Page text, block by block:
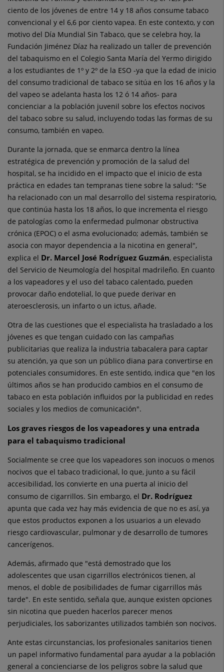
ciento de los jóvenes de entre 14 y 18 años consume tabaco
convencional y el 6,6 por ciento vapea. En este contexto, y con
motivo del Día Mundial Sin Tabaco, que se celebra hoy, la
Fundación Jiménez Díaz ha realizado un taller de prevención
del tabaquismo en el Colegio Santa María del Yermo dirigido
a los estudiantes de 1º y 2º de la ESO -ya que la edad de inicio
del consumo tradicional de tabaco se sitúa en los 16 años y la
del vapeo se adelanta hasta los 12 ó 14 años- para
concienciar a la población juvenil sobre los efectos nocivos
del tabaco sobre su salud, incluyendo todas las formas de su
consumo, también en vapeo.
Durante la jornada, que se enmarca dentro la línea
estratégica de prevención y promoción de la salud del
hospital, se ha incidido en el impacto que el inicio de esta
práctica en edades tan tempranas tiene sobre la salud: "Se
ha relacionado con un mal desarrollo del sistema respiratorio,
que continúa hasta los 18 años, lo que incrementa el riesgo
de patologías como la enfermedad pulmonar obstructiva
crónica (EPOC) o el asma evolucionado; además, también se
asocia con mayor dependencia a la nicotina en general",
explica el Dr. Marcel José Rodríguez Guzmán, especialista
del Servicio de Neumología del hospital madrileño. En cuanto
a los vapeadores y el uso del tabaco calentado, pueden
provocar daño endotelial, lo que puede derivar en
ateroesclerosis, un infarto o un ictus, añade.
Otra de las cuestiones que el especialista ha trasladado a los
jóvenes es que tengan cuidado con las campañas
publicitarias que realiza la industria tabacalera para captar
su atención, ya que son un público diana para convertirse en
potenciales consumidores. En este sentido, indica que "en los
últimos años se han producido cambios en el consumo de
tabaco en esta población influidos por la publicidad en redes
sociales y los medios de comunicación".
Los graves riesgos de los vapeadores y una entrada
para el tabaquismo tradicional
Socialmente se cree que los vapeadores son inocuos o menos
nocivos que el tabaco tradicional, lo que, junto a su fácil
accesibilidad, los convierte en una puerta al inicio del
consumo de cigarrillos. Sin embargo, el Dr. Rodríguez
apunta que cada vez hay más evidencia de que no es así, ya
que estos productos exponen a los usuarios a un elevado
riesgo cardiovascular, pulmonar y de desarrollo de tumores
cancerígenos.
Además, afirmado que "está demostrado que los
adolescentes que usan cigarrillos electrónicos tienen, al
menos, el doble de posibilidades de fumar cigarrillos más
tarde". En este sentido, señala que, aunque existen opciones
sin nicotina que pueden hacerlos parecer menos
perjudiciales, los saborizantes utilizados también son nocivos.
Ante estas circunstancias, los profesionales sanitarios tienen
un papel informativo fundamental para ayudar a la población
general a concienciarse de los peligros sobre la salud que